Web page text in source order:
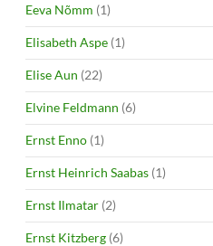
Eeva Nõmm (1)
Elisabeth Aspe (1)
Elise Aun (22)
Elvine Feldmann (6)
Ernst Enno (1)
Ernst Heinrich Saabas (1)
Ernst Ilmatar (2)
Ernst Kitzberg (6)